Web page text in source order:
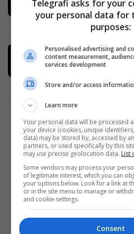
Mustafës në
Politikë 15/12/2018
Hyseni
Limajn
Politikë 04/12/
Telegrafi asks for your
your personal data for
purposes:
Personalised advertising and
content measurement,
services development
Store and/or access
Learn more
Your personal data will be processed
your device (cookies, unique
data) may be stored by, accessed by
partners, or used specifically by this
may use precise geolocation data. List
Some vendors may process your
of legitimate interest, which you can
your options below. Look for a link at
or in the site menu to manage or
and cookie settings.
Consent